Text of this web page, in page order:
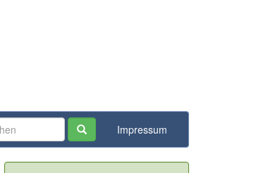
Impressum